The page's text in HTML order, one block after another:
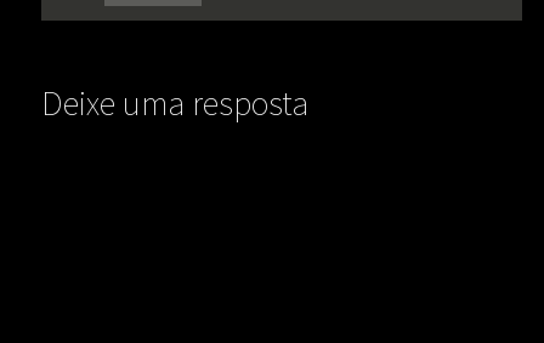
Deixe uma resposta